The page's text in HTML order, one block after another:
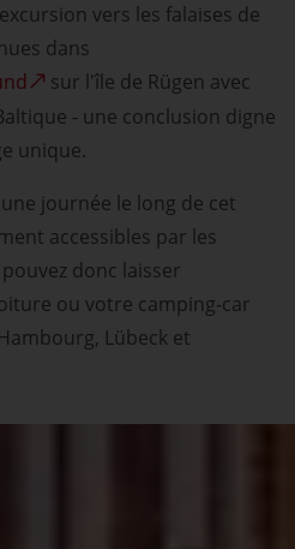
vers les falaises de
dans
sur l'île de Rügen avec
- une conclusion digne
unique.
journée le long de cet
accessibles par les
donc laisser
ou votre camping-car
Lübeck et